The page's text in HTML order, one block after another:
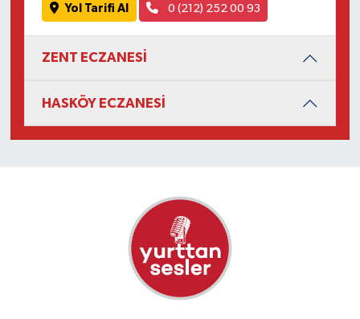
Yol Tarifi Al 0 (212) 252 00 93
ZENT ECZANESİ
HASKÖY ECZANESİ